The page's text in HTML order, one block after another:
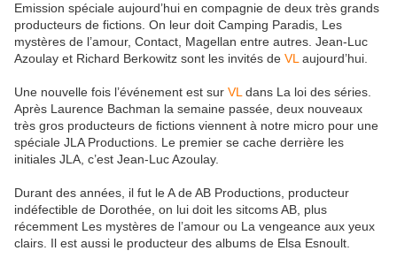
Emission spéciale aujourd’hui en compagnie de deux très grands
producteurs de fictions. On leur doit Camping Paradis, Les
mystères de l’amour, Contact, Magellan entre autres. Jean-Luc
Azoulay et Richard Berkowitz sont les invités de VL aujourd’hui.
Une nouvelle fois l’événement est sur VL dans La loi des séries.
Après Laurence Bachman la semaine passée, deux nouveaux
très gros producteurs de fictions viennent à notre micro pour une
spéciale JLA Productions. Le premier se cache derrière les
initiales JLA, c’est Jean-Luc Azoulay.
Durant des années, il fut le A de AB Productions, producteur
indéfectible de Dorothée, on lui doit les sitcoms AB, plus
récemment Les mystères de l’amour ou La vengeance aux yeux
clairs. Il est aussi le producteur des albums de Elsa Esnoult.